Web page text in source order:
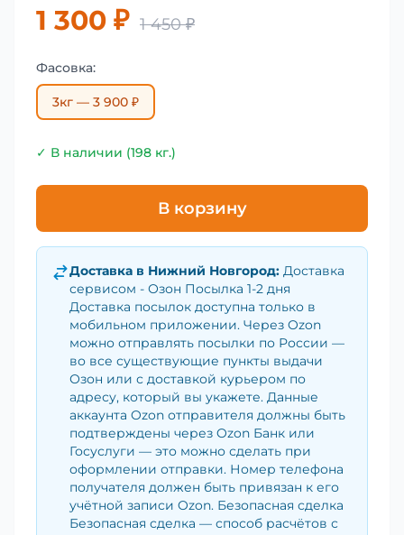
1 300 ₽ 1 450 ₽
Фасовка:
3кг — 3 900 ₽
✓ В наличии (198 кг.)
В корзину
Доставка в Нижний Новгород: Доставка
сервисом - Озон Посылка 1-2 дня
Доставка посылок доступна только в
мобильном приложении. Через Ozon
можно отправлять посылки по России —
во все существующие пункты выдачи
Озон или с доставкой курьером по
адресу, который вы укажете. Данные
аккаунта Ozon отправителя должны быть
подтверждены через Ozon Банк или
Госуслуги — это можно сделать при
оформлении отправки. Номер телефона
получателя должен быть привязан к его
учётной записи Ozon. Безопасная сделка
Безопасная сделка — способ расчётов с